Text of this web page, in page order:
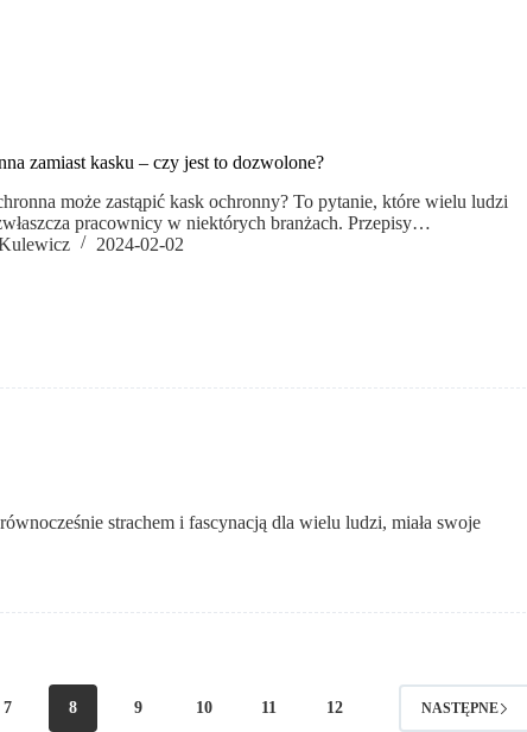
zamiast kasku – czy jest to dozwolone?
może zastąpić kask ochronny? To pytanie, które wielu ludzi
pracownicy w niektórych branżach. Przepisy…
2024-02-02
strachem i fascynacją dla wielu ludzi, miała swoje
7 8 9 10 11 12 NASTĘPNE